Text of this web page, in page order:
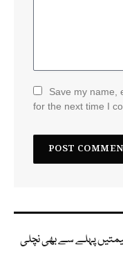
Save my name,
for the next time I
پہلے سے بھی نچلی